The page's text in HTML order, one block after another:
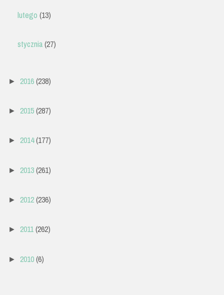
lutego (13)
stycznia(27)
► 2016(238)
► 2015(287)
► 2014(177)
► 2013(261)
► 2012(236)
► 2011(262)
► 2010(6)